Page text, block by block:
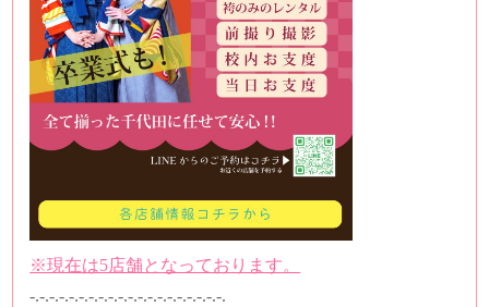
※現在は5店舗となっております。
-.-.-.-.-.-.-.-.-.-.-.-.-.-.-.-.-.-.-.-.